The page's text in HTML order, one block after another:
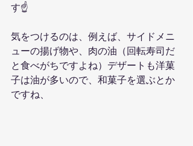
す☝️
気をつけるのは、例えば、サイドメニ
ューの揚げ物や、肉の油（回転寿司だ
と食べがちですよね）デザートも洋菓
子は油が多いので、和菓子を選ぶとか
ですね、